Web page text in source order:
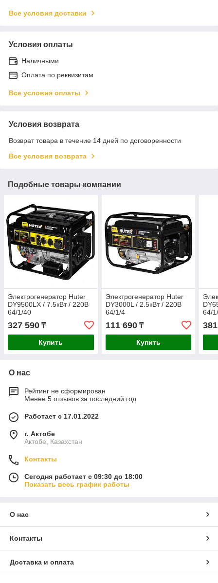
Все условия доставки
Условия оплаты
Наличными
Оплата по реквизитам
Все условия оплаты
Условия возврата
Возврат товара в течение 14 дней по договоренности
Все условия возврата
Подобные товары компании
Электрогенератор Huter
DY9500LХ / 7.5кВт / 220В
64/1/40
327 590 ₸
Купить
Электрогенератор Huter
DY3000L / 2.5кВт / 220В
64/1/4
111 690₸
Купить
64/
О нас
Рейтинг не сформирован
Менее 5 отзывов за последний год
Работает с 17.01.2022
г. Актобе
Актобе, Казахстан
Контакты
Сегодня работает с 09:30 до 18:00
Показать весь график работы
О нас
Контакты
Доставка и оплата